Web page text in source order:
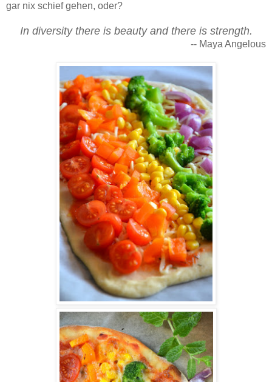
gar nix schief gehen, oder?
In diversity there is beauty and there is strength.
-- Maya Angelous